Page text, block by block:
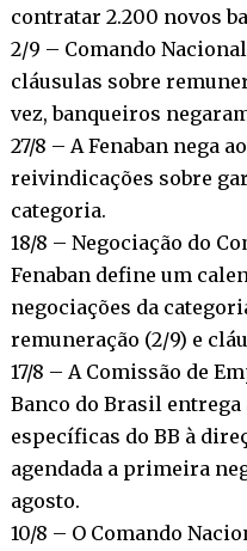
contratar 2.200 novos
2/9 – Comando
cláusulas sobre
vez, banqueiros
27/8 – A Fenaban nega
reivindicações sobre
categoria.
18/8 – Negociação do
Fenaban define um
negociações da
remuneração (2/9) e
17/8 – A Comissão de
Banco do Brasil
específicas do BB à
agendada a primeira
agosto.
10/8 – O Comando